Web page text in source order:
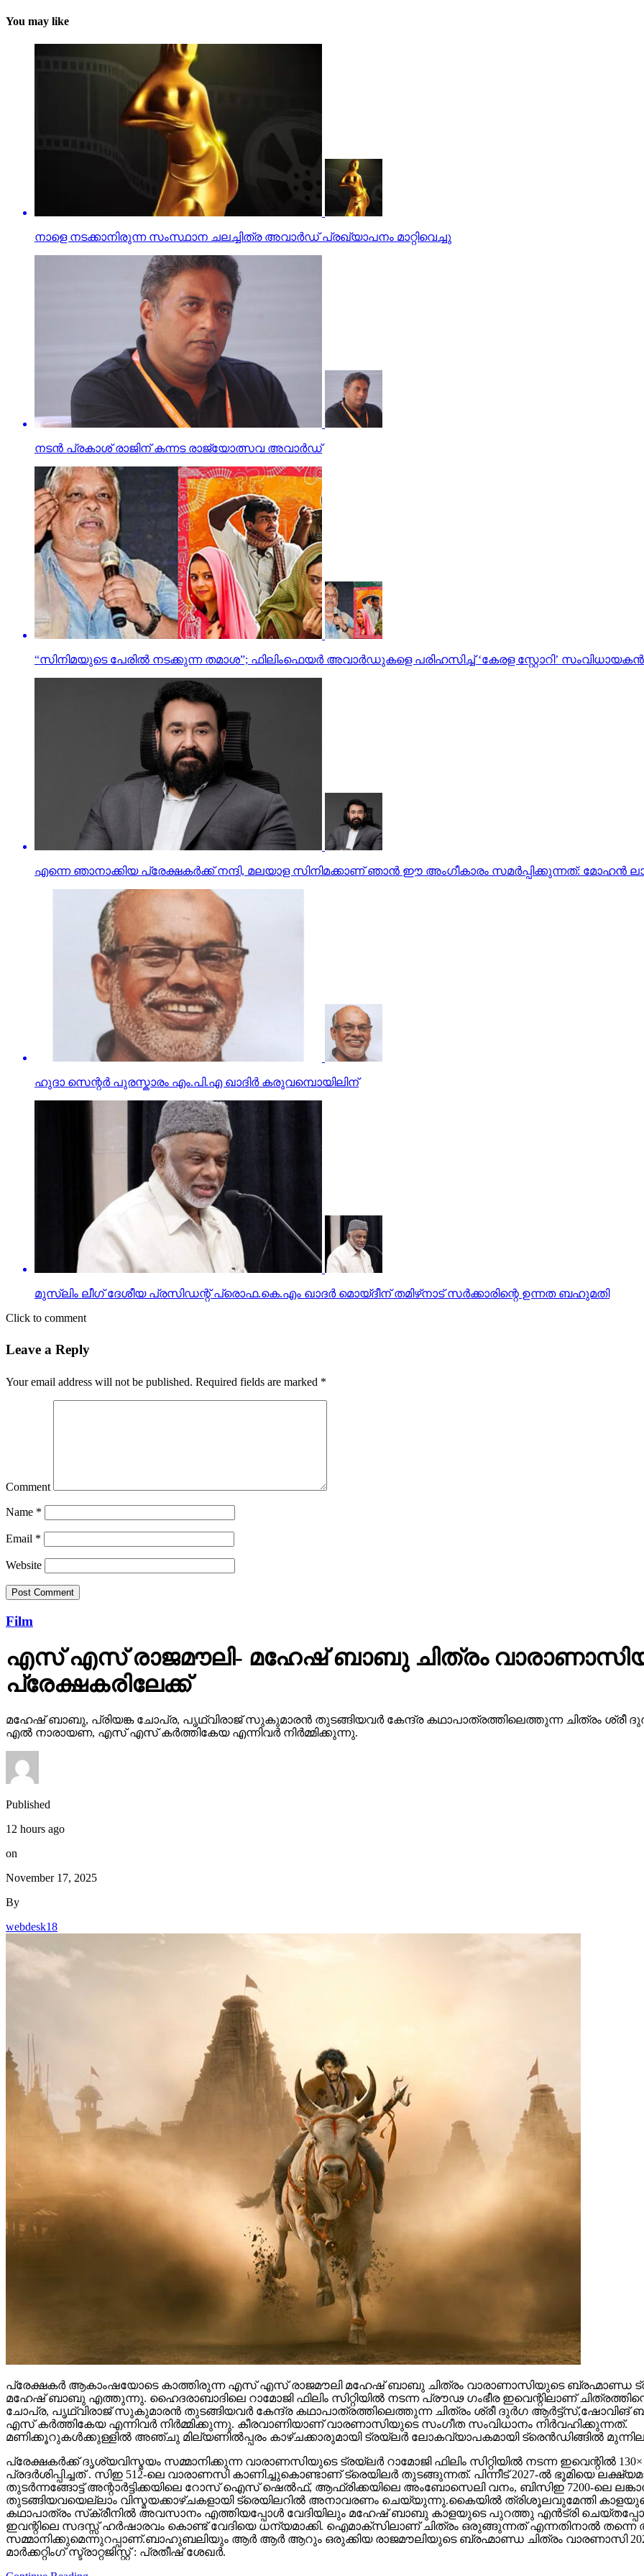
You may like
നാളെ നടക്കാനിരുന്ന സംസ്ഥാന ചലച്ചിത്ര അവാര്‍ഡ് പ്രഖ്യാപനം മാറ്റിവെച്ചു
നടന്‍ പ്രകാശ് രാജിന് കന്നട രാജ്യോത്സവ അവാര്‍ഡ്
“സിനിമയുടെ പേരില്‍ നടക്കുന്ന തമാശ”; ഫിലിംഫെയർ അവാർഡുകളെ പരിഹസിച്ച് ‘കേരള സ്റ്റോറി’ സംവിധായകന്‍
എന്നെ ഞാനാക്കിയ പ്രേക്ഷകര്‍ക്ക് നന്ദി, മലയാള സിനിമക്കാണ് ഞാന്‍ ഈ അംഗീകാരം സമര്‍പ്പിക്കുന്നത്: മോഹന്‍
ഹുദാ സെന്റർ പുരസ്കാരം എം.പി.എ ഖാദിർ കരുവമ്പൊയിലിന്
മുസ്‌ലിം ലീഗ് ദേശീയ പ്രസിഡന്റ് പ്രൊഫ.കെ.എം ഖാദര്‍ മൊയ്ദീന് തമിഴ്‌നാട് സര്‍ക്കാരിന്റെ ഉന്നത ബഹുമതി
Click to comment
Leave a Reply
Your email address will not be published. Required fields are marked *
Comment
Name *
Email *
Website
Film
എസ് എസ് രാജമൗലി- മഹേഷ് ബാബു ചിത്രം
പ്രേക്ഷകരിലേക്ക്
മഹേഷ് ബാബു, പ്രിയങ്ക ചോപ്ര, പൃഥ്വിരാജ് സുകുമാരൻ തുടങ്ങിയവർ കേന്ദ്ര കഥാപാത്രത്തിലെത്തുന്ന ചിത്രം
എൽ നാരായണ, എസ് എസ് കർത്തികേയ എന്നിവർ നിർമ്മിക്കുന്നു.
Published
12 hours ago
on
November 17, 2025
By
webdesk18
പ്രേക്ഷകർ ആകാംഷയോടെ കാത്തിരുന്ന എസ് എസ് രാജമൗലി മഹേഷ് ബാബു ചിത്രം വാരാണാസിയുടെ ബ്രഹ്മാണ്ഡ
മഹേഷ് ബാബു എത്തുന്നു. ഹൈദരാബാദിലെ റാമോജി ഫിലിം സിറ്റിയിൽ നടന്ന പ്രൗഢ ഗംഭീര ഇവെന്റിലാണ്
ചോപ്ര, പൃഥ്വിരാജ് സുകുമാരൻ തുടങ്ങിയവർ കേന്ദ്ര കഥാപാത്രത്തിലെത്തുന്ന ചിത്രം ശ്രീ ദുർഗ
എസ് കർത്തികേയ എന്നിവർ നിർമ്മിക്കുന്നു. കീരവാണിയാണ് വാരണാസിയുടെ സംഗീത സംവിധാനം നിർവഹിക്കുന്നത്.
മണിക്കൂറുകൾക്കുള്ളിൽ അഞ്ചു മില്യണിൽപ്പരം കാഴ്ചക്കാരുമായി ട്രയ്ലർ ലോകവ്യാപകമായി ട്രെൻഡിങ്ങിൽ
പ്രേക്ഷകർക്ക് ദൃശ്യവിസ്മയം സമ്മാനിക്കുന്ന വാരാണസിയുടെ ട്രയ്ലർ റാമോജി ഫിലിം സിറ്റിയിൽ നടന്ന ഇവെന്റിൽ
പ്രദർശിപ്പിച്ചത് . സിഇ 512-ലെ വാരാണസി കാണിച്ചുകൊണ്ടാണ് ട്രെയിലര്‍ തുടങ്ങുന്നത്. പിന്നീട് 2027-ല്‍ ഭൂമിയെ
തുടര്‍ന്നങ്ങോട്ട് അന്റാര്‍ട്ടിക്കയിലെ റോസ് ഐസ് ഷെല്‍ഫ്, ആഫ്രിക്കയിലെ അംബോസെലി വനം, ബിസിഇ 7200-ലെ
തുടങ്ങിയവയെല്ലാം വിസ്മയക്കാഴ്ചകളായി ട്രെയിലറില്‍ അനാവരണം ചെയ്യുന്നു.കൈയില്‍ ത്രിശൂലവുമേന്തി
കഥാപാത്രം സ്‌ക്രീനിൽ അവസാനം എത്തിയപ്പോൾ വേദിയിലും മഹേഷ് ബാബു കാളയുടെ പുറത്തു എൻട്രി ചെയ്തപ്പോൾ
ഇവന്റിലെ സദസ്സ് ഹർഷാരവം കൊണ്ട് വേദിയെ ധന്യമാക്കി. ഐമാക്‌സിലാണ് ചിത്രം ഒരുങ്ങുന്നത് എന്നതിനാല്‍ തന്നെ
സമ്മാനിക്കുമെന്നുറപ്പാണ്.ബാഹുബലിയും ആർ ആർ ആറും ഒരുക്കിയ രാജമൗലിയുടെ ബ്രഹ്മാണ്ഡ ചിത്രം വാരണാസി
മാർക്കറ്റിംഗ് സ്ട്രാറ്റജിസ്റ്റ് : പ്രതീഷ് ശേഖർ.